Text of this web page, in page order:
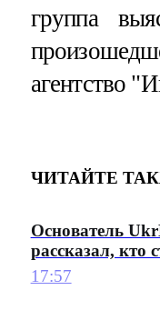
группа
агентство
ЧИТАЙТЕ
Основатель
рассказал, кто
17:57